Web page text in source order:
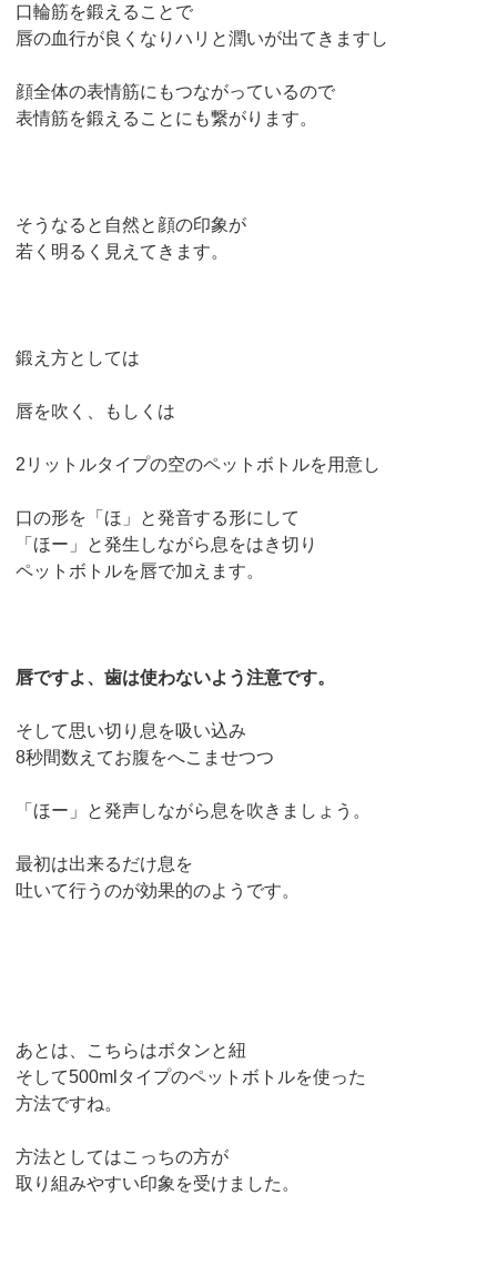
口輪筋を鍛えることで
唇の血行が良くなりハリと潤いが出てきますし
顔全体の表情筋にもつながっているので
表情筋を鍛えることにも繋がります。
そうなると自然と顔の印象が
若く明るく見えてきます。
鍛え方としては
唇を吹く、もしくは
2リットルタイプの空のペットボトルを用意し
口の形を「ほ」と発音する形にして
「ほー」と発生しながら息をはき切り
ペットボトルを唇で加えます。
唇ですよ、歯は使わないよう注意です。
そして思い切り息を吸い込み
8秒間数えてお腹をへこませつつ
「ほー」と発声しながら息を吹きましょう。
最初は出来るだけ息を
吐いて行うのが効果的のようです。
あとは、こちらはボタンと紐
そして500mlタイプのペットボトルを使った
方法ですね。
方法としてはこっちの方が
取り組みやすい印象を受けました。